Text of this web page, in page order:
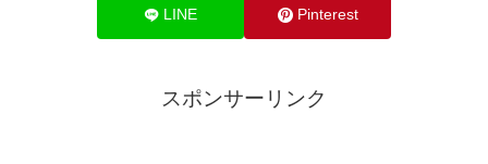
LINE Pinterest
スポンサーリンク